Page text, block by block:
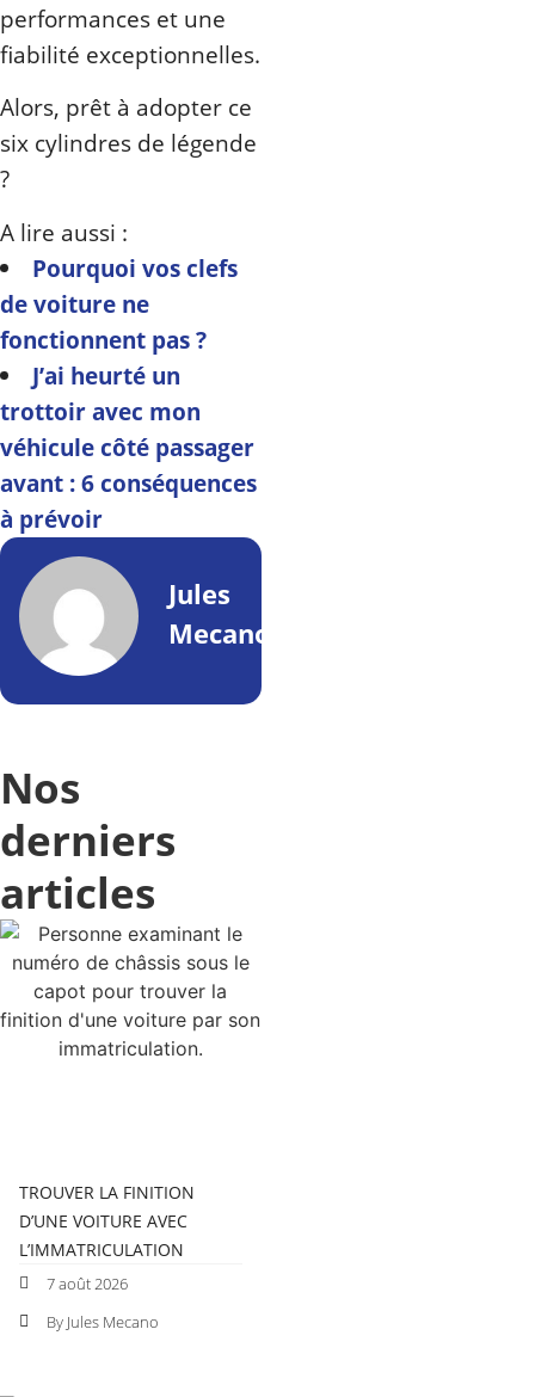
performances et une
fiabilité exceptionnelles.
Alors, prêt à adopter ce
six cylindres de légende
?
A lire aussi :
Pourquoi vos clefs
de voiture ne
fonctionnent pas ?
J’ai heurté un
trottoir avec mon
véhicule côté passager
avant : 6 conséquences
à prévoir
Jules
Mecano
Nos
derniers
articles
TROUVER LA FINITION
D’UNE VOITURE AVEC
L’IMMATRICULATION
7 août 2026
By Jules Mecano